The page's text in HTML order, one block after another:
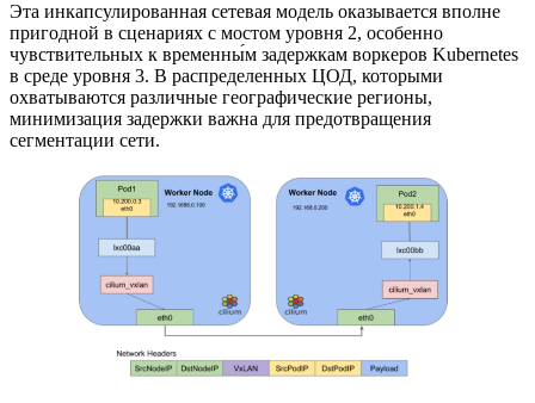
Эта инкапсулированная сетевая модель оказывается вполне
пригодной в сценариях с мостом уровня 2, особенно
чувствительных к временны́м задержкам воркеров Kubernetes
в среде уровня 3. В распределенных ЦОД, которыми
охватываются различные географические регионы,
минимизация задержки важна для предотвращения
сегментации сети.